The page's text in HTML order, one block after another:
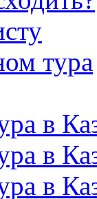
тура
в
в
в